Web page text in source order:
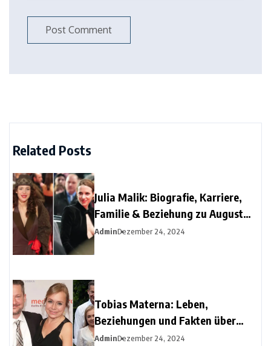
Related Posts
Julia Malik: Biografie, Karriere,
Familie & Beziehung zu August
Diehl
AdminDezember 24, 2024
Tobias Materna: Leben,
Beziehungen und Fakten über
Christine Urspruchs Ex-Ehemann
AdminDezember 24, 2024